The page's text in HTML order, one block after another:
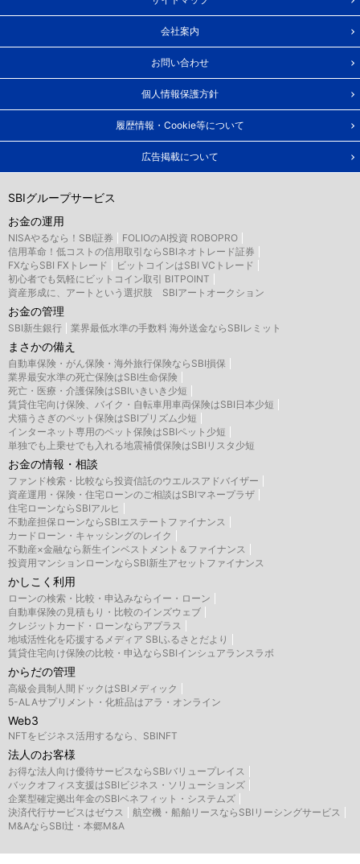
会社案内
お問い合わせ
個人情報保護方針
履歴情報・Cookie等について
広告掲載について
SBIグループサービス
お金の運用
NISAやるなら！SBI証券
FOLIOのAI投資 ROBOPRO
信用革命！低コストの信用取引ならSBIネオトレード証券
FXならSBI FXトレード
ビットコインはSBI VCトレード
初心者でも気軽にビットコイン取引 BITPOINT
資産形成に、アートという選択肢 SBIアートオークション
お金の管理
SBI新生銀行 業界最低水準の手数料 海外送金ならSBIレミット
まさかの備え
自動車保険・がん保険・海外旅行保険ならSBI損保
業界最安水準の死亡保険はSBI生命保険
死亡・医療・介護保険はSBIいきいき少短
賃貸住宅向け保険、バイク・自転車用車両保険はSBI日本少短
犬猫うさぎのペット保険はSBIプリズム少短
インターネット専用のペット保険はSBIペット少短
単独でも上乗せでも入れる地震補償保険はSBIリスタ少短
お金の情報・相談
ファンド検索・比較なら投資信託のウエルスアドバイザー
資産運用・保険・住宅ローンのご相談はSBIマネープラザ
住宅ローンならSBIアルヒ
不動産担保ローンならSBIエステートファイナンス
カードローン・キャッシングのレイク
不動産×金融なら新生インベストメント＆ファイナンス
投資用マンションローンならSBI新生アセットファイナンス
かしこく利用
ローンの検索・比較・申込みならイー・ローン
自動車保険の見積もり・比較のインズウェブ
クレジットカード・ローンならアプラス
地域活性化を応援するメディア SBIふるさとだより
賃貸住宅向け保険の比較・申込ならSBIインシュアランスラボ
からだの管理
高級会員制人間ドックはSBIメディック
5-ALAサプリメント・化粧品はアラ・オンライン
Web3
NFTをビジネス活用するなら、SBINFT
法人のお客様
お得な法人向け優待サービスならSBIバリュープレイス
バックオフィス支援はSBIビジネス・ソリューションズ
企業型確定拠出年金のSBIベネフィット・システムズ
決済代行サービスはゼウス
航空機・船舶リースならSBIリーシングサービス
M&AならSBI辻・本郷M&A